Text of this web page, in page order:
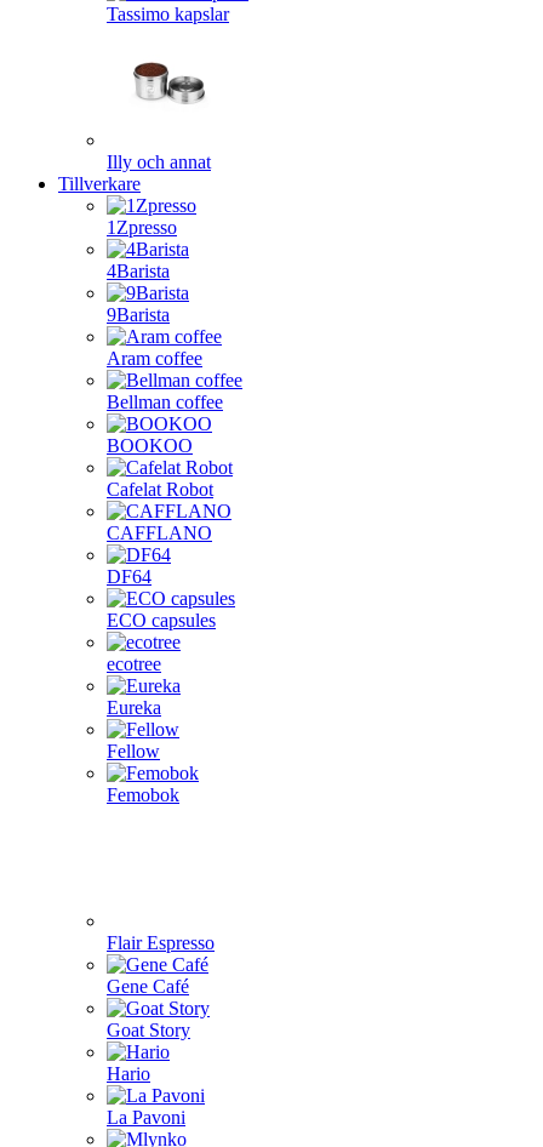
Tassimo kapslar
Illy och annat
Tillverkare
1Zpresso
4Barista
9Barista
Aram coffee
Bellman coffee
BOOKOO
Cafelat Robot
CAFFLANO
DF64
ECO capsules
ecotree
Eureka
Fellow
Femobok
Flair Espresso
Gene Café
Goat Story
Hario
La Pavoni